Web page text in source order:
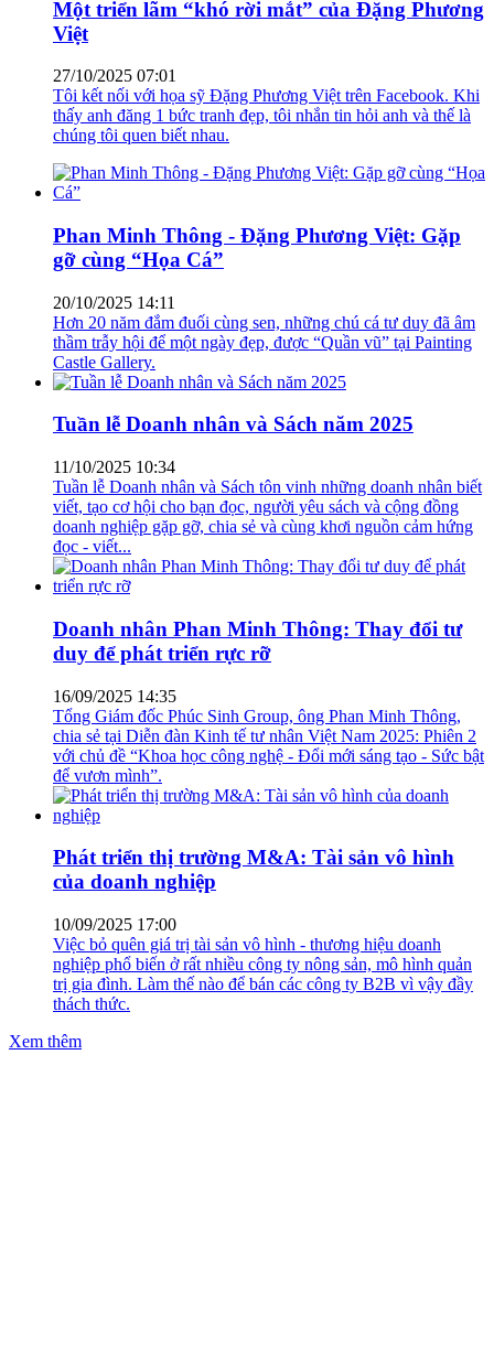
Một triển lãm “khó rời mắt” của Đặng Phương
Việt
27/10/2025 07:01
Tôi kết nối với họa sỹ Đặng Phương Việt trên Facebook. Khi
thấy anh đăng 1 bức tranh đẹp, tôi nhắn tin hỏi anh và thế là
chúng tôi quen biết nhau.
Phan Minh Thông - Đặng Phương Việt: Gặp
gỡ cùng “Họa Cá”
20/10/2025 14:11
Hơn 20 năm đắm đuối cùng sen, những chú cá tư duy đã âm
thầm trẫy hội để một ngày đẹp, được “Quần vũ” tại Painting
Castle Gallery.
Tuần lễ Doanh nhân và Sách năm 2025
11/10/2025 10:34
Tuần lễ Doanh nhân và Sách tôn vinh những doanh nhân biết
viết, tạo cơ hội cho bạn đọc, người yêu sách và cộng đồng
doanh nghiệp gặp gỡ, chia sẻ và cùng khơi nguồn cảm hứng
đọc - viết...
Doanh nhân Phan Minh Thông: Thay đổi tư
duy để phát triển rực rỡ
16/09/2025 14:35
Tổng Giám đốc Phúc Sinh Group, ông Phan Minh Thông,
chia sẻ tại Diễn đàn Kinh tế tư nhân Việt Nam 2025: Phiên 2
với chủ đề “Khoa học công nghệ - Đổi mới sáng tạo - Sức bật
để vươn mình”.
Phát triển thị trường M&A: Tài sản vô hình
của doanh nghiệp
10/09/2025 17:00
Việc bỏ quên giá trị tài sản vô hình - thương hiệu doanh
nghiệp phổ biến ở rất nhiều công ty nông sản, mô hình quản
trị gia đình. Làm thế nào để bán các công ty B2B vì vậy đầy
thách thức.
Xem thêm